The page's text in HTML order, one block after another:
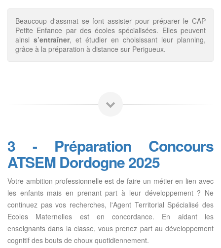
Beaucoup d'assmat se font assister pour préparer le CAP
Petite Enfance par des écoles spécialisées. Elles peuvent
ainsi s’entraîner, et étudier en choisissant leur planning,
grâce à la préparation à distance sur Perigueux.
3 - Préparation Concours
ATSEM Dordogne 2025
Votre ambition professionnelle est de faire un métier en lien avec
les enfants mais en prenant part à leur développement ? Ne
continuez pas vos recherches, l'Agent Territorial Spécialisé des
Ecoles Maternelles est en concordance. En aidant les
enseignants dans la classe, vous prenez part au développement
cognitif des bouts de choux quotidiennement.